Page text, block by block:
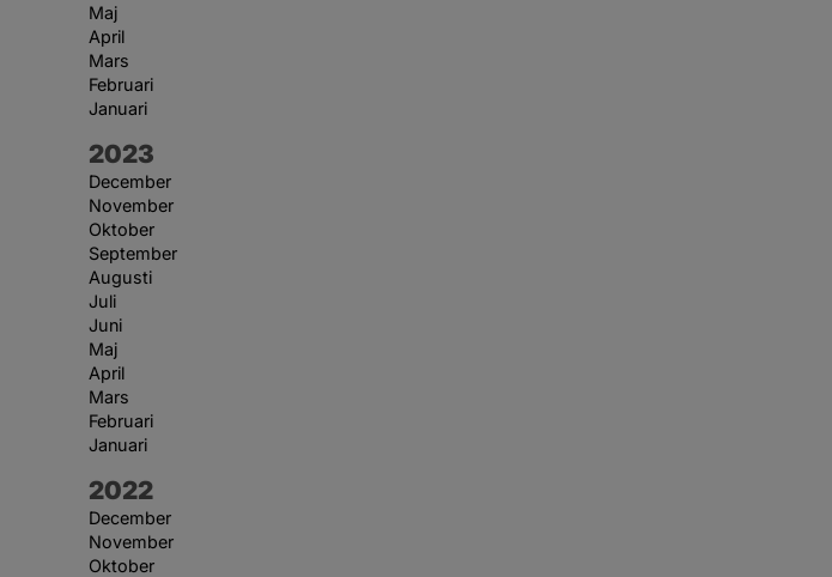
Maj
April
Mars
Februari
Januari
År:
2023
December
November
Oktober
September
Augusti
Juli
Juni
Maj
April
Mars
Februari
Januari
År:
2022
December
November
Oktober